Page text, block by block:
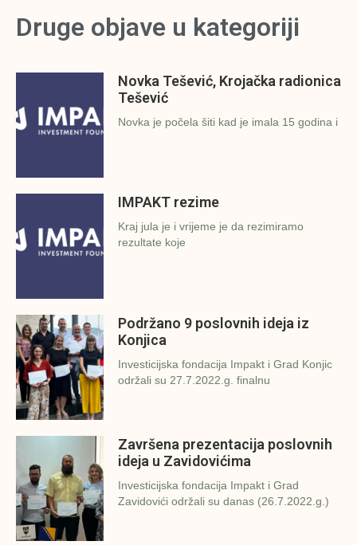
Druge objave u kategoriji
Novka Tešević, Krojačka radionica
Tešević
Novka je počela šiti kad je imala 15 godina i
IMPAKT rezime
Kraj jula je i vrijeme je da rezimiramo
rezultate koje
Podržano 9 poslovnih ideja iz
Konjica
Investicijska fondacija Impakt i Grad Konjic
održali su 27.7.2022.g. finalnu
Završena prezentacija poslovnih
ideja u Zavidovićima
Investicijska fondacija Impakt i Grad
Zavidovići održali su danas (26.7.2022.g.)